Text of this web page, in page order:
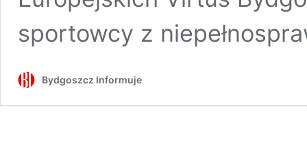
sportowcy z
Bydgoszcz Informuje